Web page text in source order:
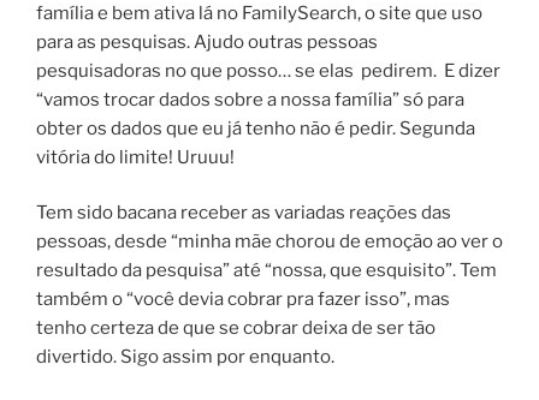
família e bem ativa lá no FamilySearch, o site que uso
para as pesquisas. Ajudo outras pessoas
pesquisadoras no que posso… se elas pedirem. E dizer
“vamos trocar dados sobre a nossa família” só para
obter os dados que eu já tenho não é pedir. Segunda
vitória do limite! Uruuu!
Tem sido bacana receber as variadas reações das
pessoas, desde “minha mãe chorou de emoção ao ver o
resultado da pesquisa” até “nossa, que esquisito”. Tem
também o “você devia cobrar pra fazer isso”, mas
tenho certeza de que se cobrar deixa de ser tão
divertido. Sigo assim por enquanto.